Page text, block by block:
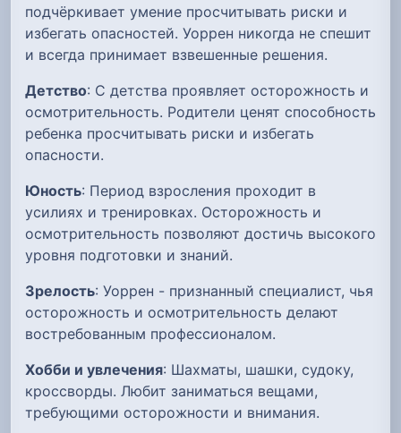
подчёркивает умение просчитывать риски и
избегать опасностей. Уоррен никогда не спешит
и всегда принимает взвешенные решения.
Детство: С детства проявляет осторожность и
осмотрительность. Родители ценят способность
ребенка просчитывать риски и избегать
опасности.
Юность: Период взросления проходит в
усилиях и тренировках. Осторожность и
осмотрительность позволяют достичь высокого
уровня подготовки и знаний.
Зрелость: Уоррен - признанный специалист, чья
осторожность и осмотрительность делают
востребованным профессионалом.
Хобби и увлечения: Шахматы, шашки, судоку,
кроссворды. Любит заниматься вещами,
требующими осторожности и внимания.